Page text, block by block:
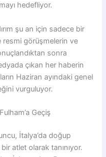
hedefliyor.
şu an için sadece bir
resmi görüşmelerin ve
sonra
çıkan her haberin
Haziran ayındaki genel
vurguluyor.
Geçiş
İtalya’da doğup
atlet olarak tanınıyor.